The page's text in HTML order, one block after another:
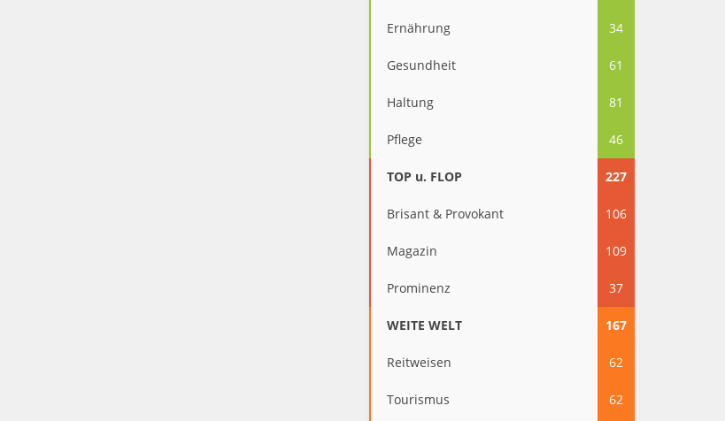
Ernährung 34
Gesundheit 61
Haltung 81
Pflege 46
TOP u. FLOP 227
Brisant & Provokant 106
Magazin 109
Prominenz 37
WEITE WELT 167
Reitweisen 62
Tourismus 62